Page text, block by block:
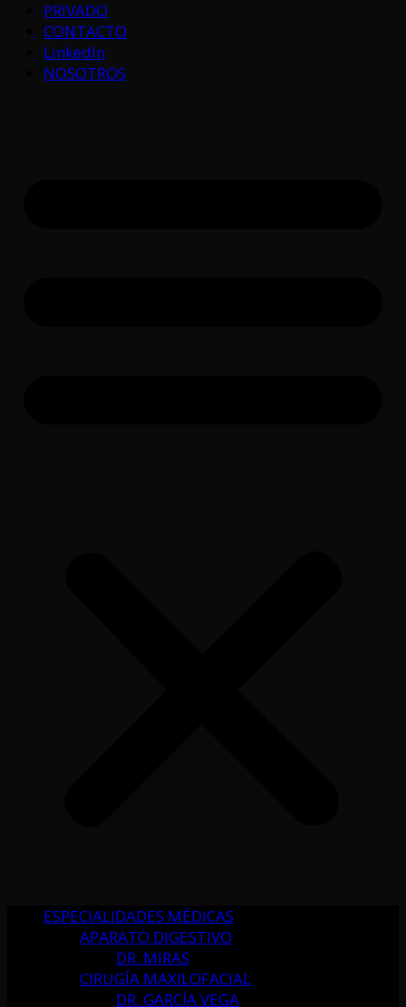
PRIVADO
CONTACTO
LinkedIn
NOSOTROS
ESPECIALIDADES MÉDICAS
APARATO DIGESTIVO
DR. MIRAS
CIRUGÍA MAXILOFACIAL
DR. GARCÍA VEGA